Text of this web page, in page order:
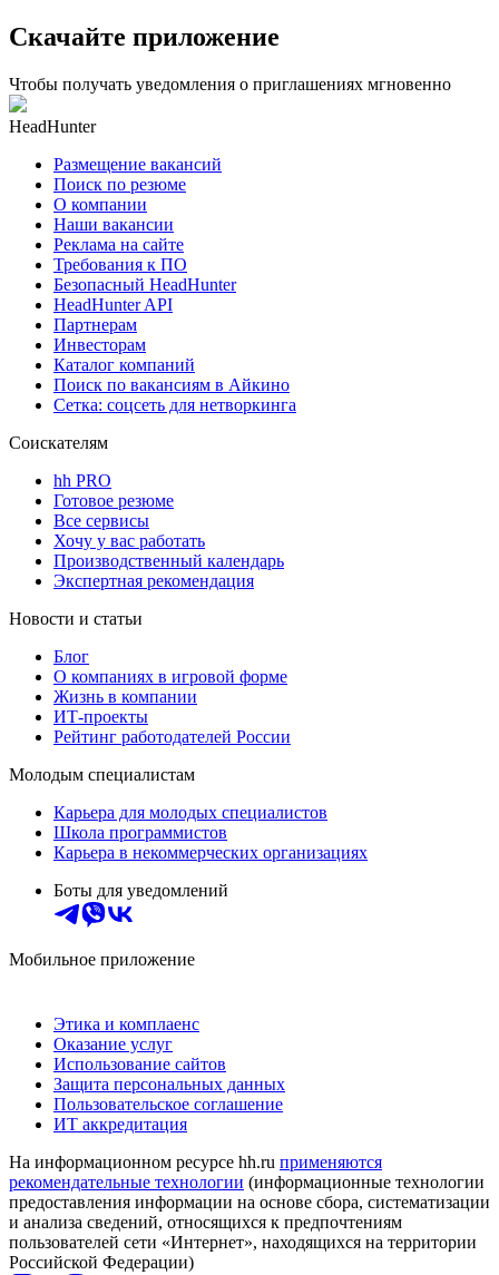
Скачайте приложение
Чтобы получать уведомления о приглашениях мгновенно
HeadHunter
Размещение вакансий
Поиск по резюме
О компании
Наши вакансии
Реклама на сайте
Требования к ПО
Безопасный HeadHunter
HeadHunter API
Партнерам
Инвесторам
Каталог компаний
Поиск по вакансиям в Айкино
Сетка: соцсеть для нетворкинга
Соискателям
hh PRO
Готовое резюме
Все сервисы
Хочу у вас работать
Производственный календарь
Экспертная рекомендация
Новости и статьи
Блог
О компаниях в игровой форме
Жизнь в компании
ИТ-проекты
Рейтинг работодателей России
Молодым специалистам
Карьера для молодых специалистов
Школа программистов
Карьера в некоммерческих организациях
Боты для уведомлений
Мобильное приложение
Этика и комплаенс
Оказание услуг
Использование сайтов
Защита персональных данных
Пользовательское соглашение
ИТ аккредитация
На информационном ресурсе hh.ru применяются
рекомендательные технологии (информационные технологии
предоставления информации на основе сбора, систематизации
и анализа сведений, относящихся к предпочтениям
пользователей сети «Интернет», находящихся на территории
Российской Федерации)